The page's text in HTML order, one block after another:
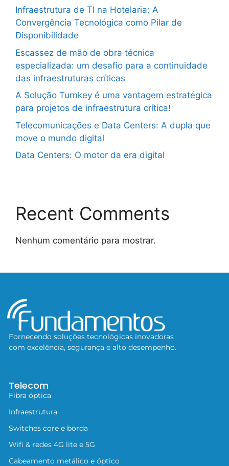
Infraestrutura de TI na Hotelaria: A
Convergência Tecnológica como Pilar de
Disponibilidade
Escassez de mão de obra técnica
especializada: um desafio para a continuidade
das infraestruturas críticas
A Solução Turnkey é uma vantagem estratégica
para projetos de infraestrutura crítica!
Telecomunicações e Data Centers: A dupla que
move o mundo digital
Data Centers: O motor da era digital
Recent Comments
Nenhum comentário para mostrar.
Fornecendo soluções tecnológicas inovadoras
com excelência, segurança e alto desempenho.
Telecom
Fibra óptica
Infraestrutura
Switches core e borda
Wifi & redes 4G lite e 5G
Cabeamento metálico e óptico